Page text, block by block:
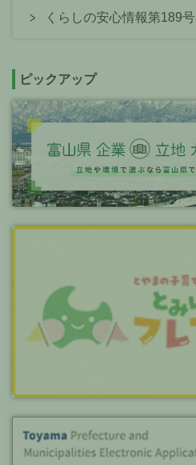
くらしの安心情報第189号
ピックアップ